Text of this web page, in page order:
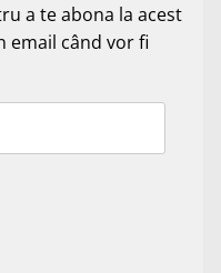
a te abona la acest
email când vor fi